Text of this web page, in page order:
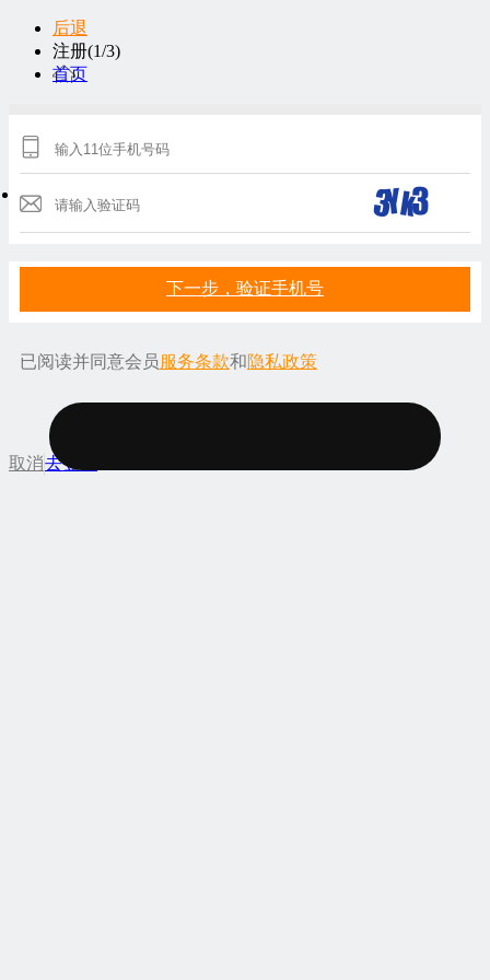
后退
注册(1/3)
首页
下一步，验证手机号
已阅读并同意会员 服务条款和隐私政策
取消去登录
服务
条款
隐私政策